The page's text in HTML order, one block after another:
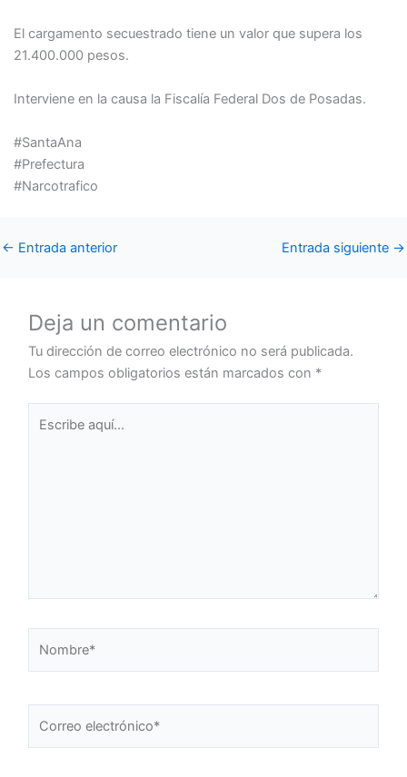
El cargamento secuestrado tiene un valor que supera los
21.400.000 pesos.
Interviene en la causa la Fiscalía Federal Dos de Posadas.
#SantaAna
#Prefectura
#Narcotrafico
← Entrada anterior Entrada siguiente →
Deja un comentario
Tu dirección de correo electrónico no será publicada.
Los campos obligatorios están marcados con *
electrónico*